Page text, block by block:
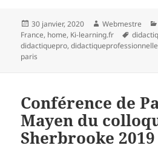
Publié
le
30 janvier, 2020 Auteur
Webmestre
France, home, Ki-learning.fr
Mots-
clés
didactiquepro,didactiqueprofessionnelle
paris
Conférence de
Mayen du
Sherbrooke 2019